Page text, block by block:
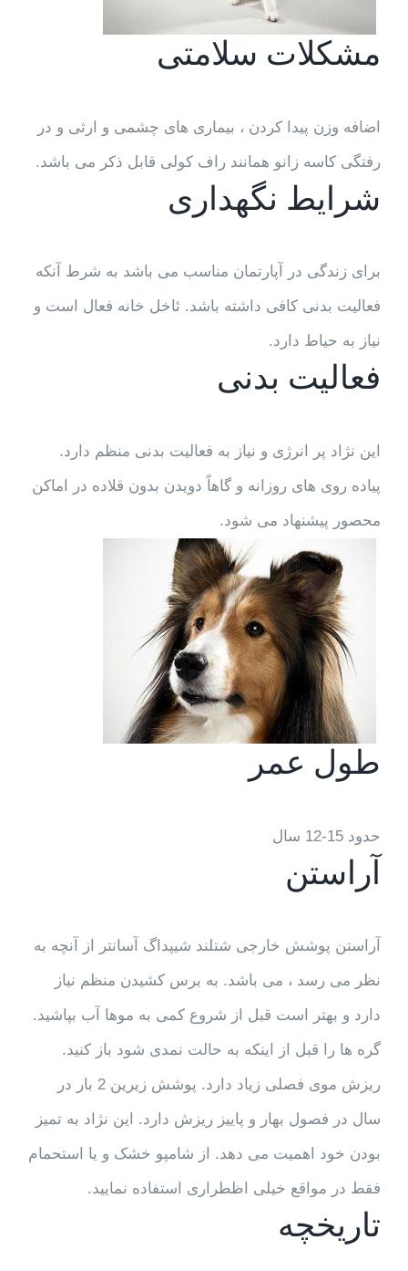
مشکلات سلامتی
اضافه وزن پیدا کردن ، بیماری های چشمی و ارثی و در
رفتگی کاسه زانو همانند راف کولی قابل ذکر می باشد.
شرایط نگهداری
برای زندگی در آپارتمان مناسب می باشد به شرط آنکه
فعالیت بدنی کافی داشته باشد. ئاخل خانه فعال است و
نیاز به حیاط دارد.
فعالیت بدنی
این نژاد پر انرژی و نیاز به فعالیت بدنی منظم دارد.
پیاده روی های روزانه و گاهاً دویدن بدون قلاده در اماکن
محصور پیشنهاد می شود.
طول عمر
حدود 15-12 سال
آراستن
آراستن پوشش خارجی شتلند شیپداگ آسانتر از آنچه به
نظر می رسد ، می باشد. به برس کشیدن منظم نیاز
دارد و بهتر است قبل از شروع کمی به موها آب بپاشید.
گره ها را قبل از اینکه به حالت نمدی شود باز کنید.
ریزش موی فصلی زیاد دارد. پوشش زیرین 2 بار در
سال در فصول بهار و پاییز ریزش دارد. این نژاد به تمیز
بودن خود اهمیت می دهد. از شامپو خشک و یا استحمام
فقط در مواقع خیلی اظطراری استفاده نمایید.
تاریخچه